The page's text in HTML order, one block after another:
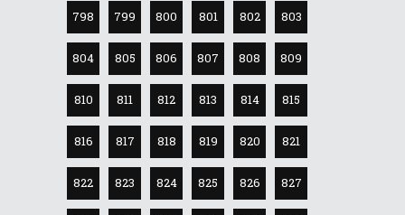
798 799 800 801 802 803
804 805 806 807 808 809
810 811 812 813 814 815
816 817 818 819 820 821
822 823 824 825 826 827